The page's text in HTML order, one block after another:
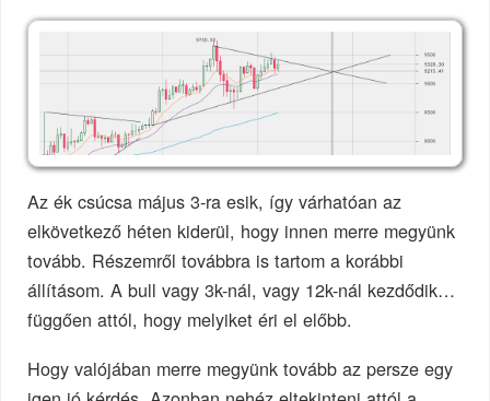
Az ék csúcsa május 3-ra esik, így várhatóan az
elkövetkező héten kiderül, hogy innen merre megyünk
tovább. Részemről továbbra is tartom a korábbi
állításom. A bull vagy 3k-nál, vagy 12k-nál kezdődik…
függően attól, hogy melyiket éri el előbb.
Hogy valójában merre megyünk tovább az persze egy